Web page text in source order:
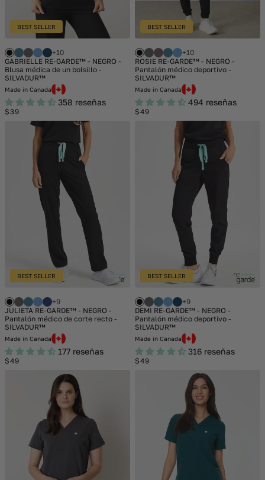
BEST SELLER
+10
GABRIELLE RE-GARDE™ - NEGRO -
Blusa médica de un bolsillo -
SILVADUR™
Made in Canada
358 reseñas
Regular
$39
BEST SELLER
+10
ROSIE RE-GARDE™ - NEGRO -
Pantalón médico deportivo -
SILVADUR™
Made in Canada
494 reseñas
Regular
$49
BEST SELLER
+9
JULIETA RE-GARDE™ - NEGRO -
Pantalón médico de corte recto -
SILVADUR™
Made in Canada
177 reseñas
Regular
$49
BEST SELLER
+9
DEMI RE-GARDE™ - NEGRO -
Pantalón médico deportivo -
SILVADUR™
Made in Canada
316 reseñas
Regular
$49